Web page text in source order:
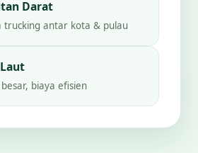
Darat
trucking antar kota & pulau
biaya efisien